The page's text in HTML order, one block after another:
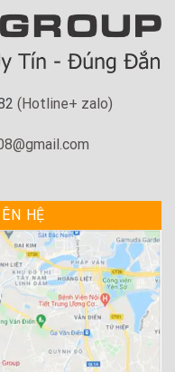
(Hotline+ zalo)
HỆ